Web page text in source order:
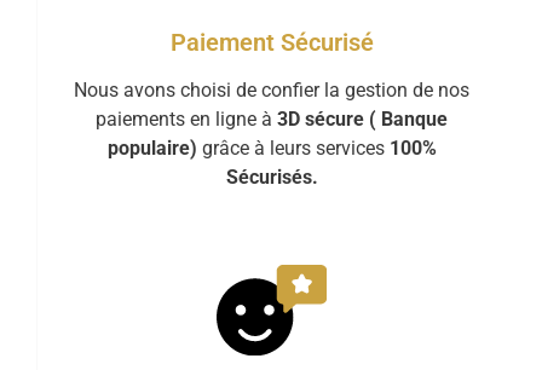
Paiement Sécurisé
Nous avons choisi de confier la gestion de nos
paiements en ligne à 3D sécure ( Banque
populaire) grâce à leurs services 100%
Sécurisés.